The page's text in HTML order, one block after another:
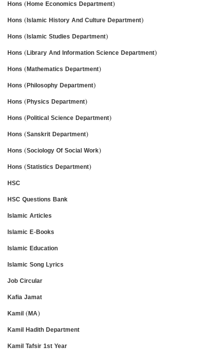
Hons (Home Economics Department)
Hons (Islamic History And Culture Department)
Hons (Islamic Studies Department)
Hons (Library And Information Science Department)
Hons (Mathematics Department)
Hons (Philosophy Department)
Hons (Physics Department)
Hons (Political Science Department)
Hons (Sanskrit Department)
Hons (Sociology Of Social Work)
Hons (Statistics Department)
HSC
HSC Questions Bank
Islamic Articles
Islamic E-Books
Islamic Education
Islamic Song Lyrics
Job Circular
Kafia Jamat
Kamil (MA)
Kamil Hadith Department
Kamil Tafsir 1st Year